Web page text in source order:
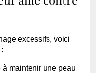
excessifs, voici
à maintenir une peau